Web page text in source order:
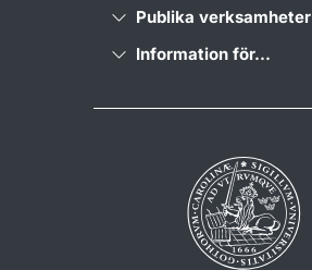
Publika verksamheter
Information för...